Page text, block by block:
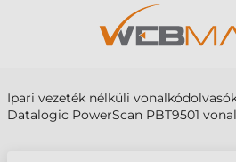
Ipari vezeték nélküli
Datalogic PowerScan PBT9501